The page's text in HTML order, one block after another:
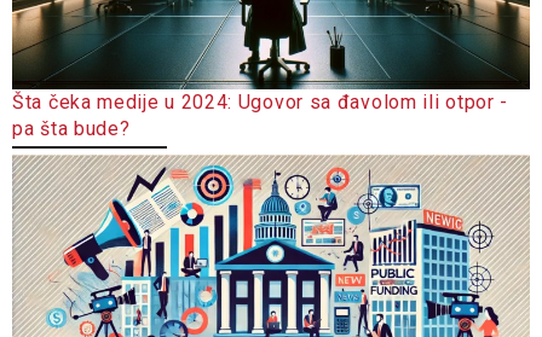
Šta čeka medije u 2024: Ugovor sa đavolom ili otpor -
pa šta bude?